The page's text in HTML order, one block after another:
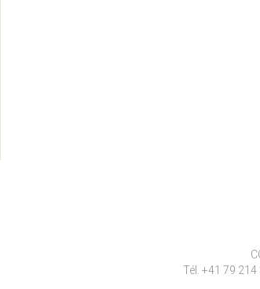
Tél. +41 79